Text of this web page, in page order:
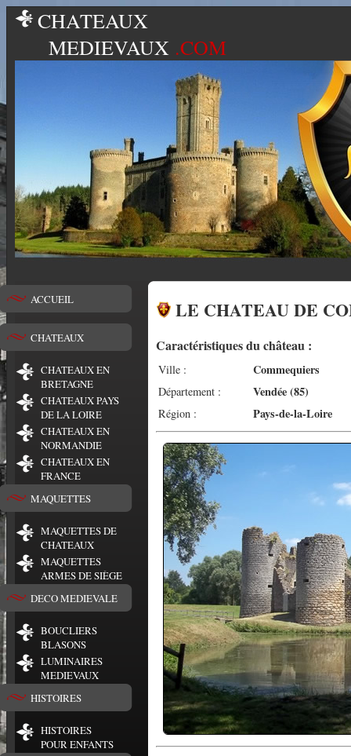
CHATEAUX
MEDIEVAUX .COM
ACCUEIL
CHATEAUX
CHATEAUX EN
BRETAGNE
CHATEAUX PAYS
DE LA LOIRE
CHATEAUX EN
NORMANDIE
CHATEAUX EN
FRANCE
MAQUETTES
MAQUETTES DE
CHATEAUX
MAQUETTES
ARMES DE SIÈGE
DECO MEDIEVALE
BOUCLIERS
BLASONS
LUMINAIRES
MEDIEVAUX
HISTOIRES
HISTOIRES
POUR ENFANTS
LE CHATEAU DE
Caractéristiques du château :
Ville : Commequiers
Département : Vendée (85)
Région : Pays-de-la-Loire